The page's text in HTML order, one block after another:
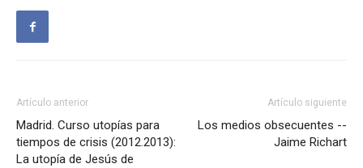
Artículo anterior
Madrid. Curso utopías para
tiempos de crisis (2012.2013):
La utopía de Jesús de
Artículo siguiente
Los medios obsecuentes --
Jaime Richart